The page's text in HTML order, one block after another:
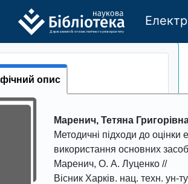
Державного бі отехно логічно го універси тету
опис
Маренич, Тетяна
Методичні підходи до оцінки
використання основних
Маренич, О. А. Луценко //
Вісник Харків. нац. техн. ун-